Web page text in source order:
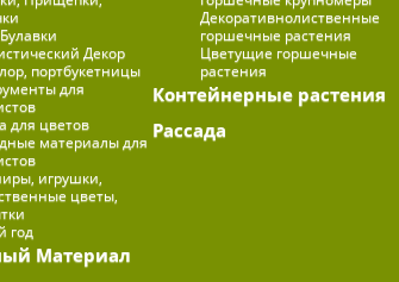
Декор
портбукетницы
для
для цветов
материалы для
игрушки,
цветы,
год
Материал
Декоративнолиственные
горшечные растения
Цветущие горшечные
растения
Контейнерные растения
Рассада